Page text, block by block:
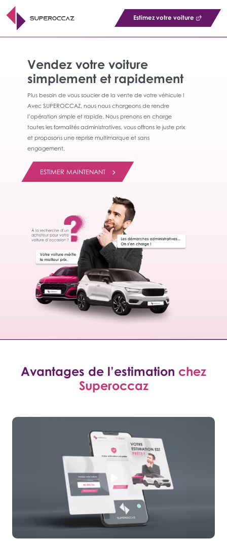
Estimez votre voiture
Vendez votre voiture
simplement et rapidement
Plus besoin de vous soucier de la vente de votre véhicule !
Avec SUPEROCCAZ, nous nous chargeons de rendre
l’opération simple et rapide. Nous prenons en charge
toutes les formalités administratives, vous offrons le juste prix
et proposons une reprise multimarque et sans
engagement.
ESTIMER MAINTENANT
Avantages de l’estimation chez
Superoccaz